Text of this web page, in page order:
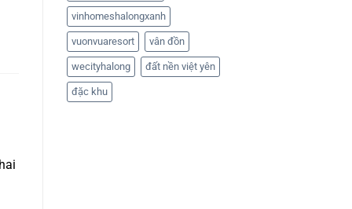
vinhomeshalongxanh
vuonvuaresort vân đồn
wecityhalong đất nền việt yên
đặc khu